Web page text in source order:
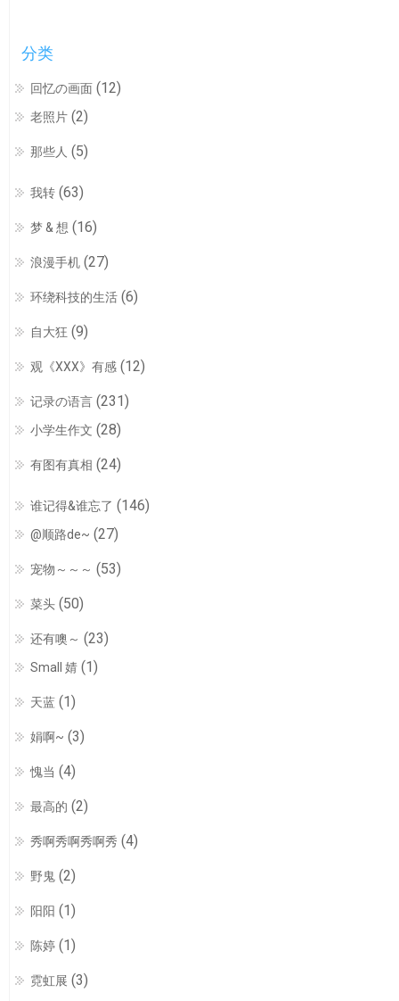
分类
回忆の画面 (12)
老照片 (2)
那些人 (5)
我转 (63)
梦 & 想 (16)
浪漫手机 (27)
环绕科技的生活 (6)
自大狂 (9)
观《XXX》有感 (12)
记录の语言 (231)
小学生作文 (28)
有图有真相 (24)
谁记得&谁忘了 (146)
@顺路de~ (27)
宠物～～～ (53)
菜头 (50)
还有噢～ (23)
Small 婧 (1)
天蓝 (1)
娟啊~ (3)
愧当 (4)
最高的 (2)
秀啊秀啊秀啊秀 (4)
野鬼 (2)
阳阳 (1)
陈婷 (1)
霓虹展 (3)